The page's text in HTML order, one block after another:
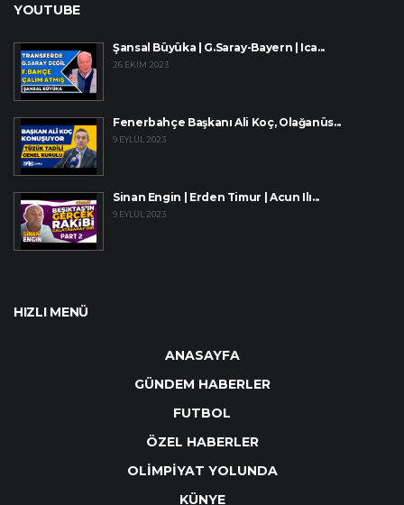
YOUTUBE
Şansal Büyüka | G.Saray-Bayern | Ica...
26 EKIM 2023
Fenerbahçe Başkanı Ali Koç, Olağanüs...
9 EYLÜL 2023
Sinan Engin | Erden Timur | Acun Ilı...
9 EYLÜL 2023
HIZLI MENÜ
ANASAYFA
GÜNDEM HABERLER
FUTBOL
ÖZEL HABERLER
OLİMPİYAT YOLUNDA
KÜNYE